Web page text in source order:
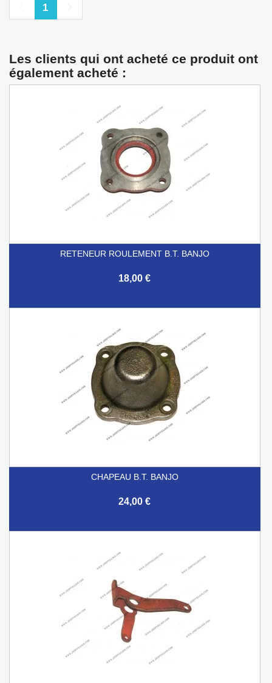
Précédent
1
Les clients qui ont acheté ce produit ont
également acheté :
RETENEUR ROULEMENT B.T. BANJO
18,00 €
CHAPEAU B.T. BANJO
24,00 €